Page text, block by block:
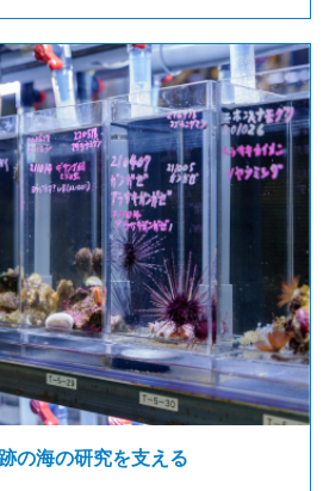
の海の研究を支える